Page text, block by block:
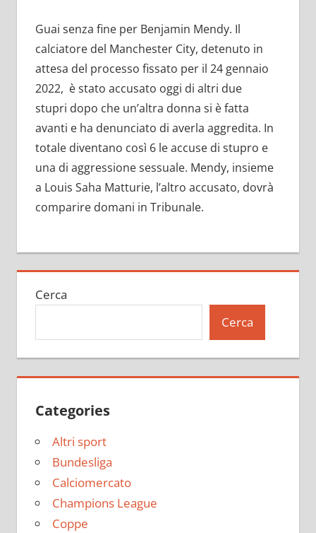
Guai senza fine per Benjamin Mendy. Il
calciatore del Manchester City, detenuto in
attesa del processo fissato per il 24 gennaio
2022, è stato accusato oggi di altri due
stupri dopo che un’altra donna si è fatta
avanti e ha denunciato di averla aggredita. In
totale diventano così 6 le accuse di stupro e
una di aggressione sessuale. Mendy, insieme
a Louis Saha Matturie, l’altro accusato, dovrà
comparire domani in Tribunale.
Cerca
Cerca
Categories
Altri sport
Bundesliga
Calciomercato
Champions League
Coppe